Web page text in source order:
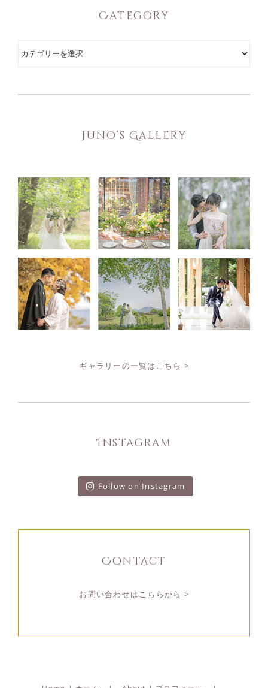
Category
Category
Juno’s Gallery
ギャラリーの一覧はこちら >
Instagram
Follow on Instagram
Contact
お問い合わせはこちらから >